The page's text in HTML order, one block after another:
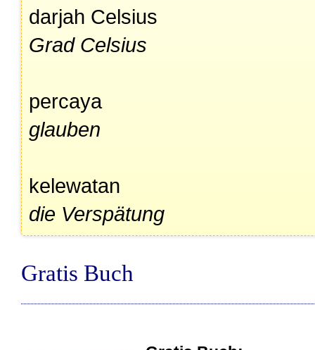
darjah Celsius
Grad Celsius
percaya
glauben
kelewatan
die Verspätung
Gratis Buch